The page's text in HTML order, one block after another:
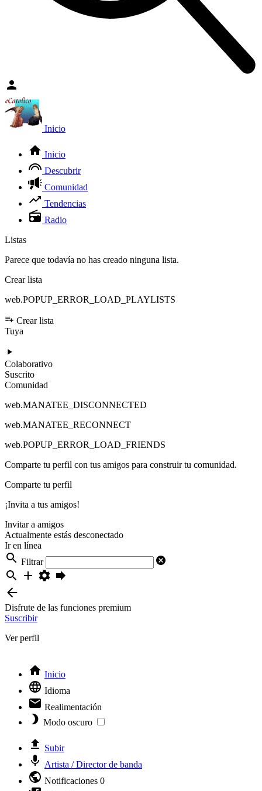
Inicio
Inicio
Descubrir
Comunidad
Tendencias
Radio
Listas
Parece que todavía no has creado ninguna lista.
Crear lista
web.POPUP_ERROR_LOAD_PLAYLISTS
Crear lista
Tuya
Colaborativo
Suscrito
Comunidad
web.MANATEE_DISCONNECTED
web.MANATEE_RECONNECT
web.POPUP_ERROR_LOAD_FRIENDS
Comparte tu perfil con tus amigos para construir tu comunidad.
Comparte tu perfil
¡Invita a tus amigos!
Invitar a amigos
Actualmente estás desconectado
Ir en línea
Filtrar
Disfrute de las funciones premium
Suscribir
Ver perfil
Inicio
Idioma
Realimentación
Modo oscuro
Subir
Artista / Director de banda
Notificaciones 0